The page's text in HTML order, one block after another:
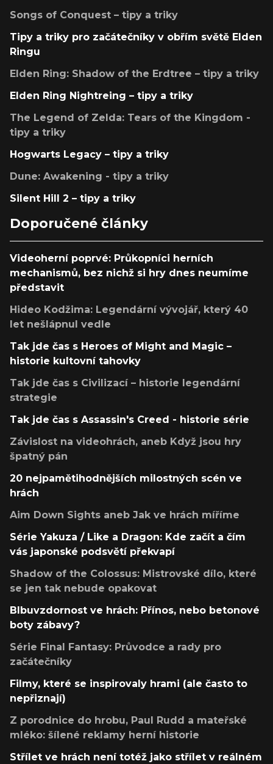
Songs of Conquest – tipy a triky
Tipy a triky pro začátečníky v obřím světě Elden
Ringu
Elden Ring: Shadow of the Erdtree – tipy a triky
Elden Ring Nightreing – tipy a triky
The Legend of Zelda: Tears of the Kingdom -
tipy a triky
Hogwarts Legacy – tipy a triky
Dune: Awakening - tipy a triky
Silent Hill 2 – tipy a triky
Doporučené články
Videoherní poprvé: Průkopníci herních
mechanismů, bez nichž si hry dnes neumíme
představit
Hideo Kodžima: Legendární vývojář, který 40
let nešlápnul vedle
Tak jde čas s Heroes of Might and Magic –
historie kultovní tahovky
Tak jde čas s Civilizací – historie legendární
strategie
Tak jde čas s Assassin's Creed - historie série
Závislost na videohrách, aneb Když jsou hry
špatný pán
20 nejpamětihodnějších milostných scén ve
hrách
Aim Down Sights aneb Jak ve hrách míříme
Série Yakuza / Like a Dragon: Kde začít a čím
vás japonské podsvětí překvapí
Shadow of the Colossus: Mistrovské dílo, které
se jen tak nebude opakovat
Blbuvzdornost ve hrách: Přínos, nebo betonové
boty zábavy?
Série Final Fantasy: Průvodce a rady pro
začátečníky
Filmy, které se inspirovaly hrami (ale často to
nepřiznají)
Z porodnice do hrobu, Paul Rudd a mateřské
mléko: šílené reklamy herní historie
Střílet ve hrách není totéž jako střílet v reálném